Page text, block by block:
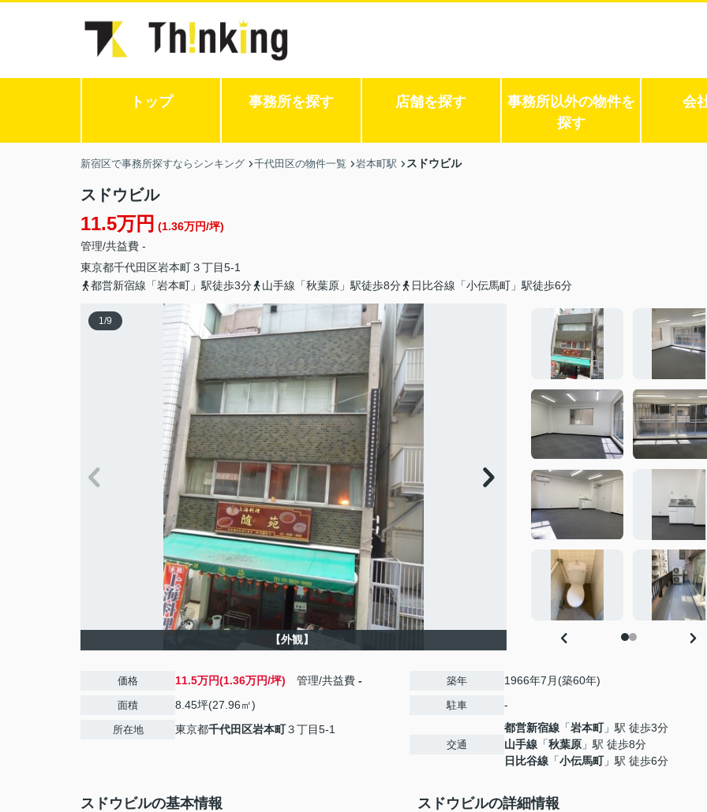
トップ 事務所を探す 店舗を探す
事務所以外の物件を
探す
会
新宿区で事務所探すならシンキング 千代田区の物件一覧 岩本町駅 スドウビル
スドウビル
11.5万円 (1.36万円/坪)
管理/共益費 -
東京都千代田区岩本町３丁目5-1
都営新宿線「岩本町」駅徒歩3分
山手線「秋葉原」駅徒歩8分 日比谷線「小伝馬町」駅徒歩6分
1/9
【外観】
価格 11.5万円(1.36万円/坪) 管理/共益費 -
面積 8.45坪(27.96㎡)
所在地 東京都千代田区岩本町３丁目5-1
築年 1966年7月(築60年)
駐車 -
交通
都営新宿線 「岩本町」駅 徒歩3分
山手線 「秋葉原 」駅 徒歩8分
日比谷線 「小伝馬町」駅 徒歩6分
スドウビルの基本情報 スドウビルの詳細情報